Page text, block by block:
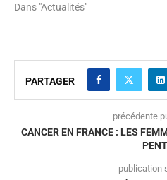
Dans "Actualités"
PARTAGER
précédente
CANCER EN FRANCE : LES
publication